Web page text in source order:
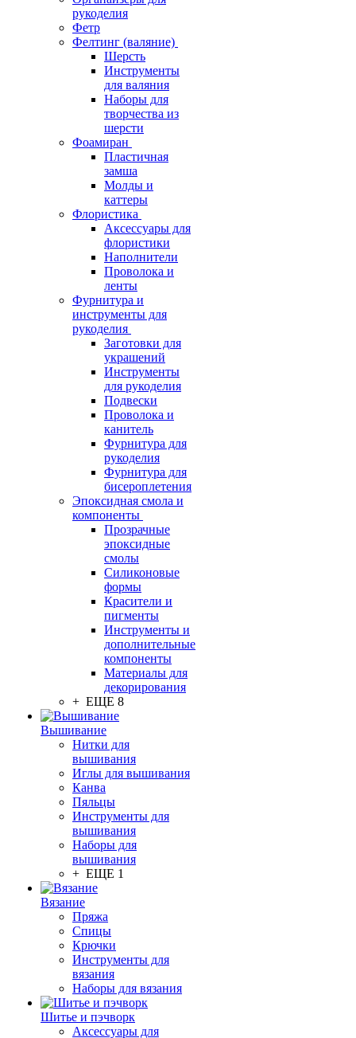
рукоделия
Фетр
Фелтинг (валяние)
Шерсть
Инструменты
для валяния
Наборы для
творчества из
шерсти
Фоамиран
Пластичная
замша
Молды и
каттеры
Флористика
Аксессуары для
флористики
Наполнители
Проволока и
ленты
Фурнитура и
инструменты для
рукоделия
Заготовки для
украшений
Инструменты
для рукоделия
Подвески
Проволока и
канитель
Фурнитура для
рукоделия
Фурнитура для
бисероплетения
Эпоксидная смола и
компоненты
Прозрачные
эпоксидные
смолы
Силиконовые
формы
Красители и
пигменты
Инструменты и
дополнительные
компоненты
Материалы для
декорирования
+ ЕЩЕ 8
Вышивание
Нитки для
вышивания
Иглы для вышивания
Канва
Пяльцы
Инструменты для
вышивания
Наборы для
вышивания
+ ЕЩЕ 1
Вязание
Пряжа
Спицы
Крючки
Инструменты для
вязания
Наборы для вязания
Шитье и пэчворк
Аксессуары для